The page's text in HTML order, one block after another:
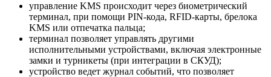
управление KMS происходит через биометрический
терминал, при помощи PIN-кода, RFID-карты, брелока
KMS или отпечатка пальца;
терминал позволяет управлять другими
исполнительными устройствами, включая электронные
замки и турникеты (при интеграции в СКУД);
устройство ведет журнал событий, что позволяет